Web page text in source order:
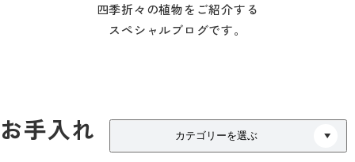
四季折々の植物をご紹介する
スペシャルブログです。
お手入れ カテゴリーを選ぶ